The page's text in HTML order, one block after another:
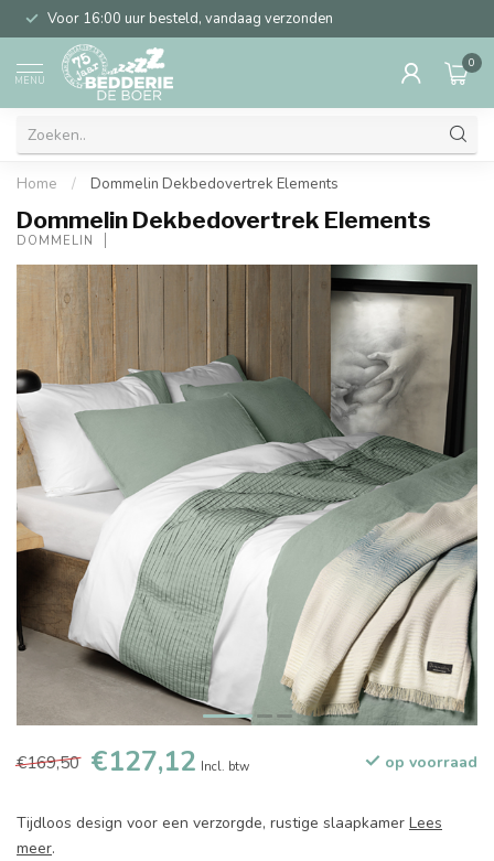
Voor 16:00 uur besteld, vandaag verzonden
MENU
0
Home / Dommelin Dekbedovertrek Elements
Dommelin Dekbedovertrek Elements
DOMMELIN
€169,50 €127,12 Incl. btw op voorraad
Tijdloos design voor een verzorgde, rustige slaapkamer Lees
meer.